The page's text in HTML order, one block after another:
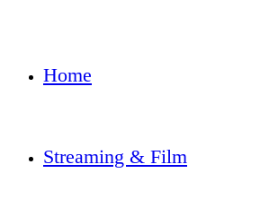
Home
Streaming & Film